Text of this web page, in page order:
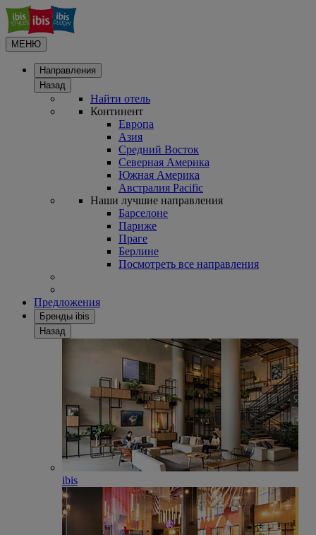
МЕНЮ
Направления
Назад
Найти отель
Континент
Европа
Азия
Средний Восток
Северная Америка
Южная Америка
Австралия Pacific
Наши лучшие направления
Барселоне
Париже
Праге
Берлине
Посмотреть все направления
Предложения
Бренды ibis
Назад
ibis